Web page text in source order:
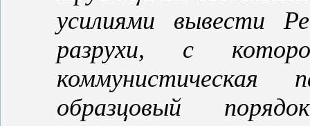
усилиями вывести
разрухи, с
образцовый